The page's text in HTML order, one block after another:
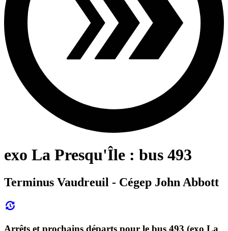
exo La Presqu'Île : bus 493
Terminus Vaudreuil - Cégep John Abbott
Arrêts et prochains départs pour le bus 493 (exo La